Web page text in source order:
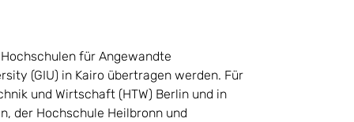
für Angewandte
(GIU) in Kairo übertragen werden. Für
und Wirtschaft (HTW) Berlin und in
der Hochschule Heilbronn und